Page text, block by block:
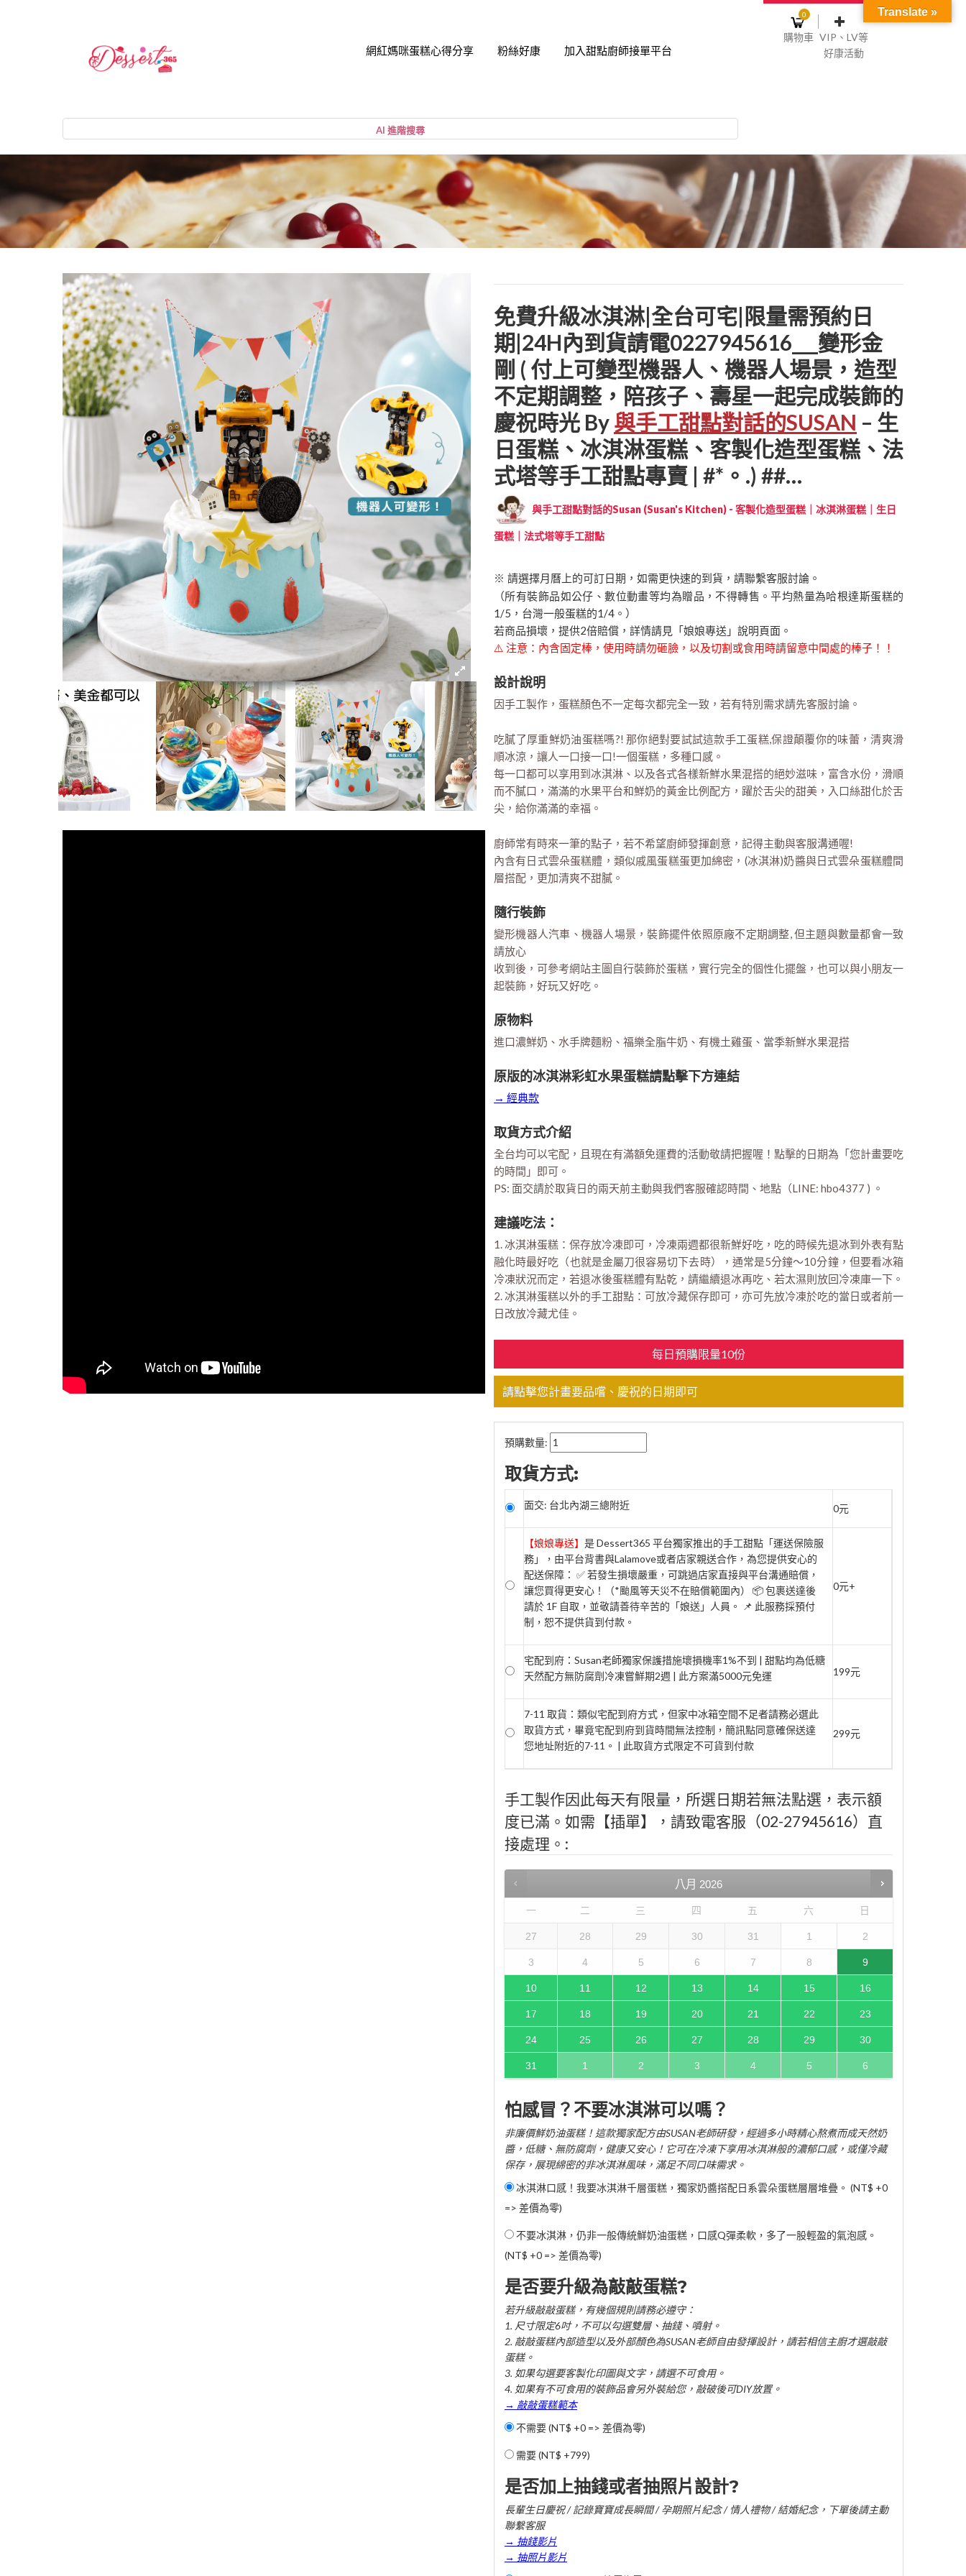
網紅媽咪蛋糕心得分享 粉絲好康 加入甜點廚師接單平台
0
購物車 VIP、LV等
好康活動
小計:NT$0
密碼
記住我
免費升級冰淇淋|全台可宅|限量需預約日
期|24H內到貨請電0227945616___變形金
剛 ( 付上可變型機器人、機器人場景，造型
不定期調整，陪孩子、壽星一起完成裝飾的
慶祝時光 By與手工甜點對話的SUSAN – 生
日蛋糕、冰淇淋蛋糕、客製化造型蛋糕、法
式塔等手工甜點專賣 | #*。.) ##…
與手工甜點對話的Susan (Susan's Kitchen) - 客製化造型蛋糕｜冰淇淋蛋糕｜生日
蛋糕｜法式塔等手工甜點
※ 請選擇月曆上的可訂日期，如需更快速的到貨，請聯繫客服討論。
（所有裝飾品如公仔、數位動畫等均為贈品，不得轉售。平均熱量為哈根達斯蛋糕的
1/5，台灣一般蛋糕的1/4。）
若商品損壞，提供2倍賠償，詳情請見「娘娘專送」說明頁面。
⚠️ 注意：內含固定棒，使用時請勿砸臉，以及切割或食用時請留意中間處的棒子！！
設計說明
因手工製作，蛋糕顏色不一定每次都完全一致，若有特別需求請先客服討論。
吃膩了厚重鮮奶油蛋糕嗎?! 那你絕對要試試這款手工蛋糕,保證顛覆你的味蕾，清爽滑
順冰涼，讓人一口接一口!一個蛋糕，多種口感。
每一口都可以享用到冰淇淋、以及各式各樣新鮮水果混搭的絕妙滋味，富含水份，滑順
而不膩口，滿滿的水果平台和鮮奶的黃金比例配方，躍於舌尖的甜美，入口絲甜化於舌
尖，給你滿滿的幸福。
廚師常有時來一筆的點子，若不希望廚師發揮創意，記得主動與客服溝通喔!
內含有日式雲朵蛋糕體，類似戚風蛋糕蛋更加綿密，(冰淇淋)奶醬與日式雲朵蛋糕體間
層搭配，更加清爽不甜膩。
隨行裝飾
變形機器人汽車、機器人場景，裝飾擺件依照原廠不定期調整, 但主題與數量都會一致
請放心
收到後，可參考網站主圖自行裝飾於蛋糕，實行完全的個性化擺盤，也可以與小朋友一
起裝飾，好玩又好吃。
原物料
進口濃鮮奶、水手牌麵粉、福樂全脂牛奶、有機土雞蛋、當季新鮮水果混搭
原版的冰淇淋彩虹水果蛋糕請點擊下方連結
→ 經典款
取貨方式介紹
全台均可以宅配，且現在有滿額免運費的活動敬請把握喔！點擊的日期為「您計畫要吃
的時間」即可。
PS: 面交請於取貨日的兩天前主動與我們客服確認時間、地點（LINE: hbo4377 ) 。
建議吃法：
1. 冰淇淋蛋糕：保存放冷凍即可，冷凍兩週都很新鮮好吃，吃的時候先退冰到外表有點
融化時最好吃（也就是金屬刀很容易切下去時），通常是5分鐘～10分鐘，但要看冰箱
冷凍狀況而定，若退冰後蛋糕體有點乾，請繼續退冰再吃、若太濕則放回冷凍庫一下。
2. 冰淇淋蛋糕以外的手工甜點：可放冷藏保存即可，亦可先放冷凍於吃的當日或者前一
日改放冷藏尤佳。
每日預購限量10份
請點擊您計畫要品嚐、慶祝的日期即可
預購數量:
取貨方式:
面交: 台北內湖三總附近 0元
【娘娘專送】 是 Dessert365 平台獨家推出的手工甜點「運送保險服
務」，由平台背書與Lalamove或者店家親送合作，為您提供安心的
配送保障： ✅ 若發生損壞嚴重，可跳過店家直接與平台溝通賠償，
讓您買得更安心！（*颱風等天災不在賠償範圍內） 📦 包裹送達後
請於 1F 自取，並敬請善待辛苦的「娘送」人員。 📌 此服務採預付
制，恕不提供貨到付款。
0元+
宅配到府：Susan老師獨家保護措施壞損機率1%不到 | 甜點均為低糖
天然配方無防腐劑冷凍嘗鮮期2週 | 此方案滿5000元免運
199元
7-11 取貨：類似宅配到府方式，但家中冰箱空間不足者請務必選此
取貨方式，畢竟宅配到府到貨時間無法控制，簡訊點同意確保送達
您地址附近的7-11。 | 此取貨方式限定不可貨到付款
299元
手工製作因此每天有限量，所選日期若無法點選，表示額
度已滿。如需【插單】，請致電客服（02-27945616）直
接處理。:
八月 2026
一 二 三 四 五 六 日
27 28 29 30 31 1 2
3 4 5 6 7 8 9
10 11 12 13 14 15 16
17 18 19 20 21 22 23
24 25 26 27 28 29 30
31 1 2 3 4 5 6
怕感冒？不要冰淇淋可以嗎？
非廉價鮮奶油蛋糕！這款獨家配方由SUSAN老師研發，經過多小時精心熬煮而成天然奶
醬，低糖、無防腐劑，健康又安心！它可在冷凍下享用冰淇淋般的濃郁口感，或僅冷藏
保存，展現綿密的非冰淇淋風味，滿足不同口味需求。
冰淇淋口感！我要冰淇淋千層蛋糕，獨家奶醬搭配日系雲朵蛋糕層層堆疊。 (NT$ +0
=> 差價為零)
不要冰淇淋，仍非一般傳統鮮奶油蛋糕，口感Q彈柔軟，多了一股輕盈的氣泡感。
(NT$ +0 => 差價為零)
是否要升級為敲敲蛋糕?
若升級敲敲蛋糕，有幾個規則請務必遵守：
1. 尺寸限定6吋，不可以勾選雙層、抽錢、噴射。
2. 敲敲蛋糕內部造型以及外部顏色為SUSAN老師自由發揮設計，請若相信主廚才選敲敲
蛋糕。
3. 如果勾選要客製化印圖與文字，請選不可食用。
4. 如果有不可食用的裝飾品會另外裝給您，敲破後可DIY放置。
→ 敲敲蛋糕範本
不需要 (NT$ +0 => 差價為零)
需要 (NT$ +799)
是否加上抽錢或者抽照片設計?
長輩生日慶祝 / 記錄寶寶成長瞬間 / 孕期照片紀念 / 情人禮物 / 結婚紀念，下單後請主動
聯繫客服
→ 抽錢影片
→ 抽照片影片
Translate »